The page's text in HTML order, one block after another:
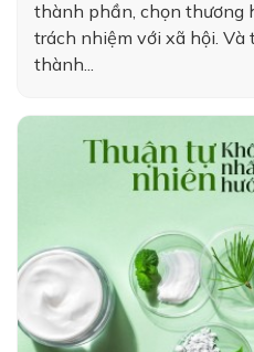
thành phần, chọn thương
trách nhiệm với xã hội. Và
thành...